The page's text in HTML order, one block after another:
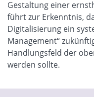
Gestaltung einer
führt zur Erkenntnis,
Digitalisierung ein
Management“
Handlungsfeld der
werden sollte.